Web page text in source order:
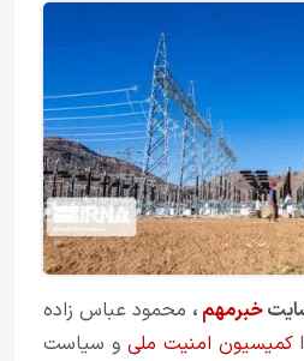
خبرمهم ، محمود عباس زاده
کمیسیون امنیت ملی و سیاست